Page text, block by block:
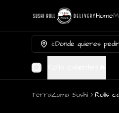
Home
¿Dónde quieres
TerraZuma Sushi Rolls